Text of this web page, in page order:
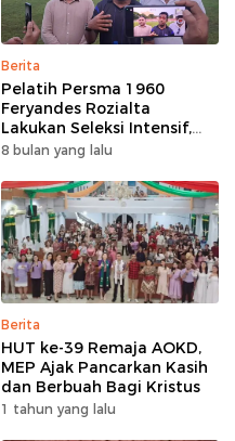
Berita
Pelatih Persma 1960
Feryandes Rozialta
Lakukan Seleksi Intensif,
Cari Pemain Cepat
8 bulan yang lalu
Berita
HUT ke-39 Remaja AOKD,
MEP Ajak Pancarkan Kasih
dan Berbuah Bagi Kristus
1 tahun yang lalu